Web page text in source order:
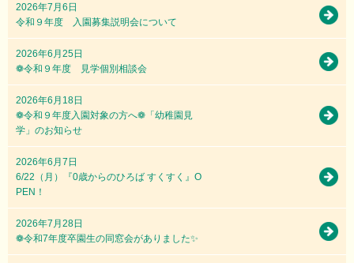
2026年7月6日
令和９年度 入園募集説明会について
2026年6月25日
❁令和９年度 見学個別相談会
2026年6月18日
❁令和９年度入園対象の方へ❁「幼稚園見
学」のお知らせ
2026年6月7日
6/22（月）『0歳からのひろば すくすく』O
PEN！
2026年7月28日
❁令和7年度卒園生の同窓会がありました✨